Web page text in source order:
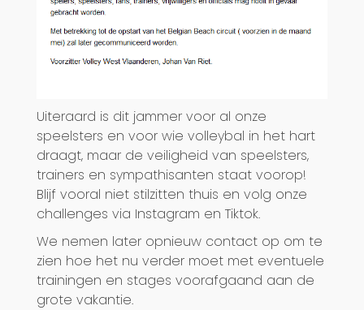
Uiteraard is dit jammer voor al onze
speelsters en voor wie volleybal in het hart
draagt, maar de veiligheid van speelsters,
trainers en sympathisanten staat voorop!
Blijf vooral niet stilzitten thuis en volg onze
challenges via Instagram en Tiktok.
We nemen later opnieuw contact op om te
zien hoe het nu verder moet met eventuele
trainingen en stages voorafgaand aan de
grote vakantie.